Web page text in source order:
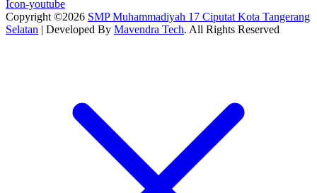
Icon-youtube
Copyright ©2026 SMP Muhammadiyah 17 Ciputat Kota Tangerang
Selatan | Developed By Mavendra Tech. All Rights Reserved